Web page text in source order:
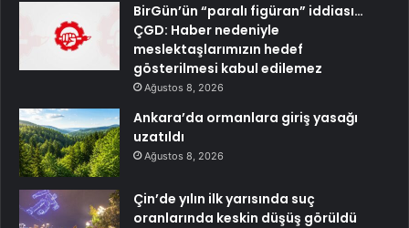
BirGün’ün “paralı figüran” iddiası…
ÇGD: Haber nedeniyle
meslektaşlarımızın hedef
gösterilmesi kabul edilemez
Ağustos 8, 2026
Ankara’da ormanlara giriş yasağı
uzatıldı
Ağustos 8, 2026
Çin’de yılın ilk yarısında suç
oranlarında keskin düşüş görüldü